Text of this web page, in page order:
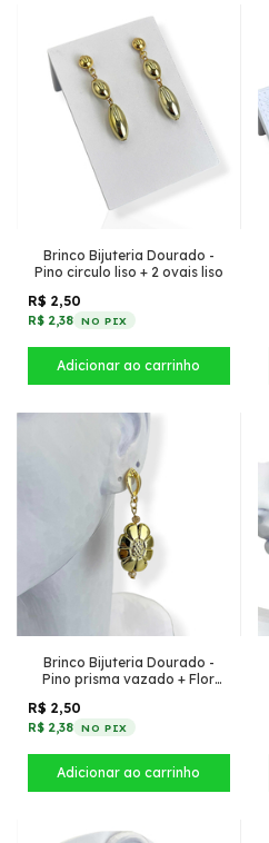
Brinco Bijuteria Dourado -
Pino circulo liso + 2 ovais liso
R$ 2,50
R$ 2,38 NO PIX
Brinco Bijuteria Dourado -
Pino prisma vazado + Flor
R$ 2,50
R$ 2,38 NO PIX